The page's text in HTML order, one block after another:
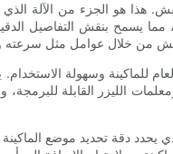
هذا هو الجزء من الآلة
يسمح بنقش التفاصيل
الألياف بالليزر بقدرة 100 وات، حيث إنه يحدد
الليزر القابلة
ماكينة نقش ألياف الليزر بقدرة 100 واط نظام